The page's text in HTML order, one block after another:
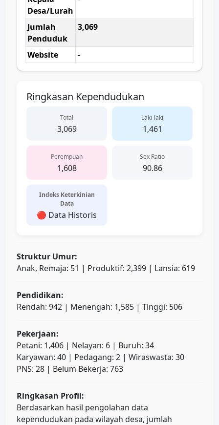
Desa/Lurah
Jumlah
Penduduk
3,069
Website -
Ringkasan Kependudukan
Total
3,069
Laki-laki
1,461
Perempuan
1,608
Sex Ratio
90.86
Indeks Keterkinian
Data
🔴 Data Historis
Struktur Umur:
Anak, Remaja: 51 | Produktif: 2,399 | Lansia: 619
Pendidikan:
Rendah: 942 | Menengah: 1,585 | Tinggi: 506
Pekerjaan:
Petani: 1,406 | Nelayan: 6 | Buruh: 34
Karyawan: 40 | Pedagang: 2 | Wiraswasta: 30
PNS: 28 | Belum Bekerja: 763
Ringkasan Profil:
Berdasarkan hasil pengolahan data
kependudukan pada wilayah desa, jumlah